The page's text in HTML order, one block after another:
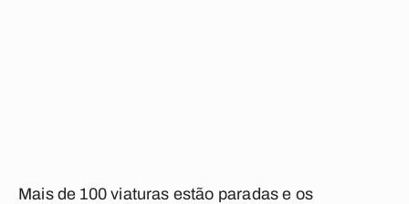
Mais de 100 viaturas estão paradas e os